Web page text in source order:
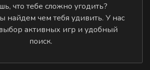
что тебе сложно угодить?
найдем чем тебя удивить. У нас
активных игр и удобный
поиск.